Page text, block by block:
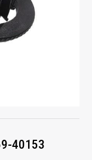
40153